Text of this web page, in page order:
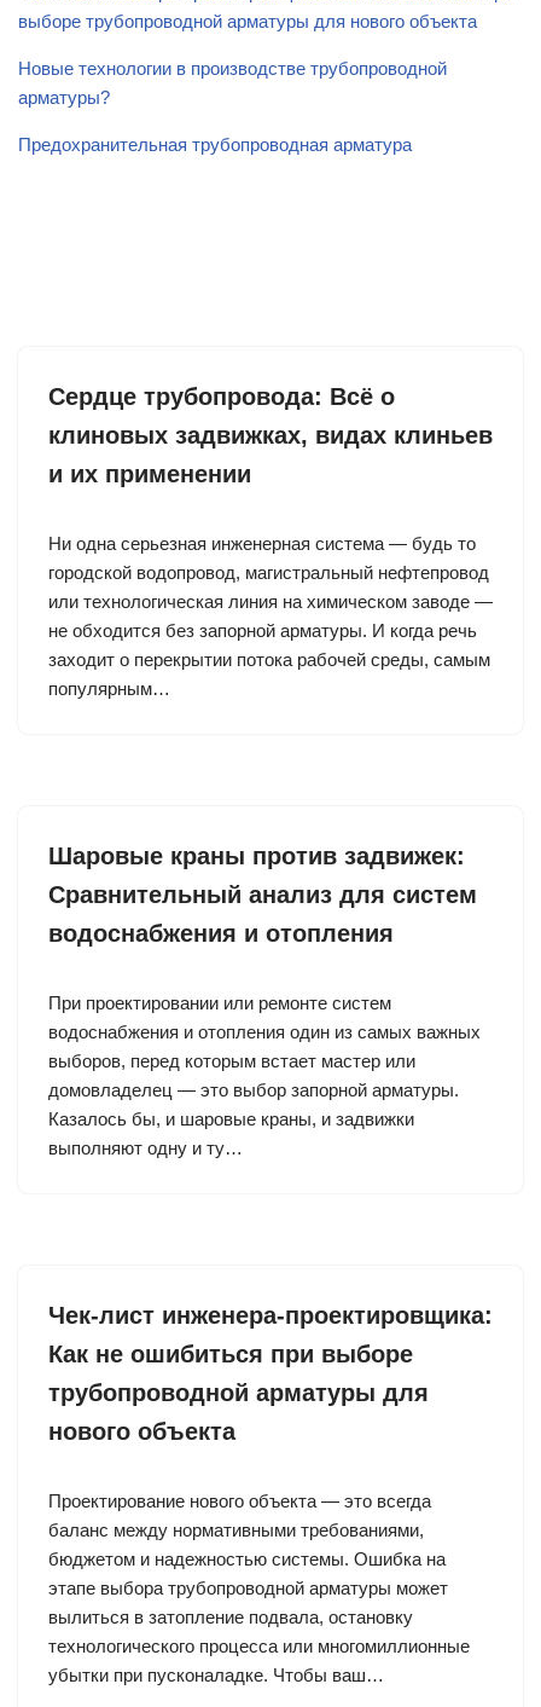
выборе трубопроводной арматуры для нового объекта
Новые технологии в производстве трубопроводной
арматуры?
Предохранительная трубопроводная арматура
Сердце трубопровода: Всё о
клиновых задвижках, видах клиньев
и их применении
Ни одна серьезная инженерная система — будь то
городской водопровод, магистральный нефтепровод
или технологическая линия на химическом заводе —
не обходится без запорной арматуры. И когда речь
заходит о перекрытии потока рабочей среды, самым
популярным…
Шаровые краны против задвижек:
Сравнительный анализ для систем
водоснабжения и отопления
При проектировании или ремонте систем
водоснабжения и отопления один из самых важных
выборов, перед которым встает мастер или
домовладелец — это выбор запорной арматуры.
Казалось бы, и шаровые краны, и задвижки
выполняют одну и ту…
Чек-лист инженера-проектировщика:
Как не ошибиться при выборе
трубопроводной арматуры для
нового объекта
Проектирование нового объекта — это всегда
баланс между нормативными требованиями,
бюджетом и надежностью системы. Ошибка на
этапе выбора трубопроводной арматуры может
вылиться в затопление подвала, остановку
технологического процесса или многомиллионные
убытки при пусконаладке. Чтобы ваш…